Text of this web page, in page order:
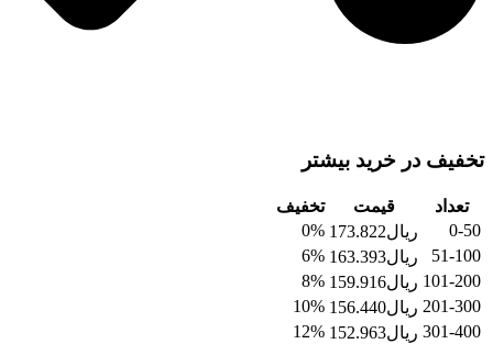
تخفیف در خرید بیشتر
تعداد قیمت
تخفیف
0-50
ریال173.822
0%
51-100
ریال163.393
6%
101-200 ریال159.916
8%
201-300 ریال156.440
10%
301-400 ریال152.963
12%